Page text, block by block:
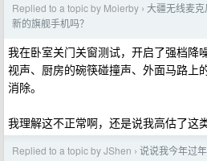
Replied to a topic by Moierby › 大疆无线麦
新的旗舰手机吗？
我在卧室关门关窗测试，开启了强档降
视声、厨房的碗筷碰撞声、外面马路上
消除。
我理解这不正常啊，还是说我高估了这
Replied to a topic by JShen › 说说我今年过